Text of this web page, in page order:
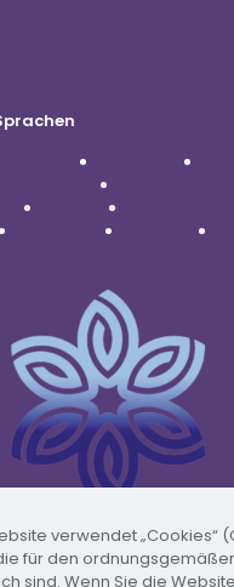
www.vidafyglobal.com
verwendet „Cookies“
für den
sind. Wenn Sie die